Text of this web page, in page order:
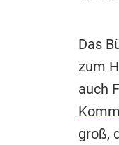
Das
zum
auch
groß,